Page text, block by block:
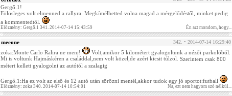
Gergő.1!
Fölösleges volt elmenned a rallyra. Megkímélhetted volna magad a mérgelődéstől, minket pedig
a kommentedtől.
Előzmény: Gergő.1 341. 2014-07-14 15:43:59 Én azt mondom, hogy...
meeone 342. • 2014-07-14 16:29:40
zoka:Monte Carlo Ralira ne menj!
Volt,amikor 5 kilométert gyalogoltunk a nézői parkolóból.
Mi is voltunk Hajmáskéren a családdal,nem volt közel,de azért kicsit túlzol. Szerintem csak 800
métert kellett gyalogolni az autótól a szalagig
Gergő.1:Ha ez volt az első és 12 autó után sörözni mentél,akkor tudok egy jó sportot:futball
Előzmény: zoka 340. 2014-07-14 10:54:01 Na, ezt nem hagyom szó nélkül...